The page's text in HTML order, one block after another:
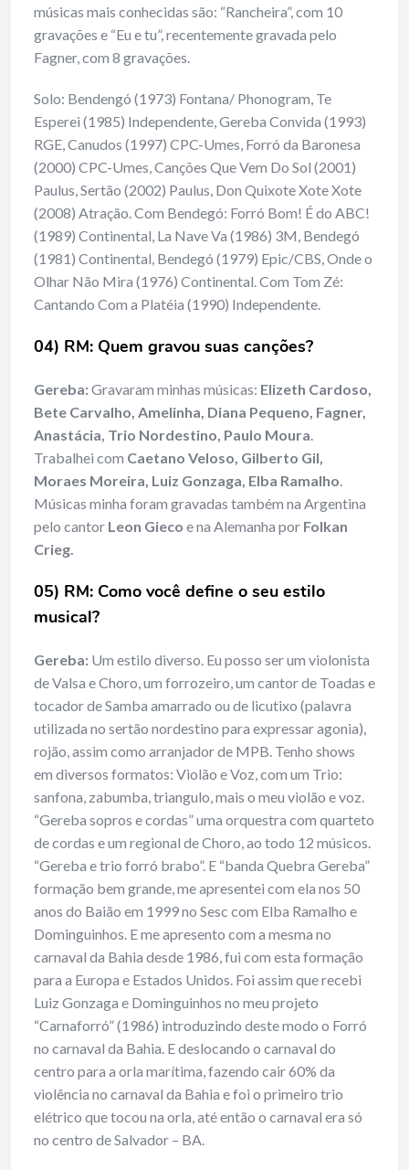
músicas mais conhecidas são: “Rancheira”, com 10
gravações e “Eu e tu”, recentemente gravada pelo
Fagner, com 8 gravações.
Solo: Bendengó (1973) Fontana/ Phonogram, Te
Esperei (1985) Independente, Gereba Convida (1993)
RGE, Canudos (1997) CPC-Umes, Forró da Baronesa
(2000) CPC-Umes, Canções Que Vem Do Sol (2001)
Paulus, Sertão (2002) Paulus, Don Quixote Xote Xote
(2008) Atração. Com Bendegó: Forró Bom! É do ABC!
(1989) Continental, La Nave Va (1986) 3M, Bendegó
(1981) Continental, Bendegó (1979) Epic/CBS, Onde o
Olhar Não Mira (1976) Continental. Com Tom Zé:
Cantando Com a Platéia (1990) Independente.
04) RM: Quem gravou suas canções?
Gereba:Gravaram minhas músicas: Elizeth Cardoso,
Bete Carvalho, Amelinha, Diana Pequeno, Fagner,
Anastácia, Trio Nordestino, Paulo Moura.
Trabalhei com Caetano Veloso, Gilberto Gil,
Moraes Moreira, Luiz Gonzaga, Elba Ramalho.
Músicas minha foram gravadas também na Argentina
pelo cantor Leon Gieco e na Alemanha por Folkan
Crieg.
05) RM: Como você define o seu estilo
musical?
Gereba: Um estilo diverso. Eu posso ser um violonista
de Valsa e Choro, um forrozeiro, um cantor de Toadas e
tocador de Samba amarrado ou de licutixo (palavra
utilizada no sertão nordestino para expressar agonia),
rojão, assim como arranjador de MPB. Tenho shows
em diversos formatos: Violão e Voz, com um Trio:
sanfona, zabumba, triangulo, mais o meu violão e voz.
“Gereba sopros e cordas” uma orquestra com quarteto
de cordas e um regional de Choro, ao todo 12 músicos.
“Gereba e trio forró brabo”. E “banda Quebra Gereba”
formação bem grande, me apresentei com ela nos 50
anos do Baião em 1999 no Sesc com Elba Ramalho e
Dominguinhos. E me apresento com a mesma no
carnaval da Bahia desde 1986, fui com esta formação
para a Europa e Estados Unidos. Foi assim que recebi
Luiz Gonzaga e Dominguinhos no meu projeto
“Carnaforró” (1986) introduzindo deste modo o Forró
no carnaval da Bahia. E deslocando o carnaval do
centro para a orla marítima, fazendo cair 60% da
violência no carnaval da Bahia e foi o primeiro trio
elétrico que tocou na orla, até então o carnaval era só
no centro de Salvador – BA.